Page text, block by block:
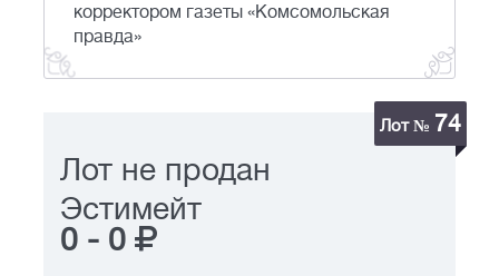
корректором газеты «Комсомольская
правда»
Лот № 74
Лот не продан
Эстимейт
0 - 0